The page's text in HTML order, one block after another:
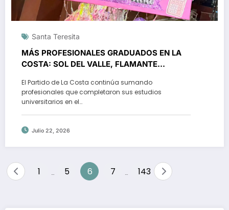
Santa Teresita
MÁS PROFESIONALES GRADUADOS EN LA
COSTA: SOL DEL VALLE, FLAMANTE
El Partido de La Costa continúa sumando
profesionales que completaron sus estudios
universitarios en el…
Julio 22, 2026
Paginación
1 … 5 6 7 … 143